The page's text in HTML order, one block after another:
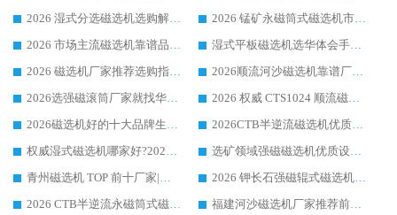
2026 湿式分选磁选机选购解析，华体会手机网页版-华体会(中国) 设备综合实力详解
2026 锰矿永磁筒式磁选机市场主流客户推荐生产厂家口碑精选
2026 市场主流磁选机靠谱品牌推荐 案例厂家华体会手机网页版-华体会(中国) 大众倾心之选
湿式平板磁选机选华体会手机网页版-华体会(中国) _2026靠谱厂家收获各地客户良好评价
2026 磁选机厂家推荐选购指南，实地走访参考华体会手机网页版-华体会(中国) 合作口碑表现
2026顺流河沙磁选机靠谱厂家推荐 华体会手机网页版-华体会(中国) 实力口碑精选
2026选强磁滚筒厂家就找华体会手机网页版-华体会(中国) _口碑过硬用料扎实_性价比优势突出
2026 权威 CTS1024 顺流磁选机精选生产厂家优质设备推荐
2026磁选机好的十大品牌生产厂家排名|华体会手机网页版-华体会(中国) 凭实力入磅
2026CTB半逆流磁选机优质厂家推荐：华体会手机网页版-华体会(中国) ，行业标杆生产厂家
权威湿式磁选机哪家好?2026 实测榜单出炉，潍坊华体会手机网页版-华体会(中国) 大厂实力领跑
选矿领域强磁磁选机优质设备推荐榜 TOP1：潍坊华体会手机网页版-华体会(中国) 凭实力出圈
青州磁选机 TOP 前十厂家|靠谱品牌怎么选?潍坊华体会手机网页版-华体会(中国) 实力出圈
2026 钾长石强磁辊式磁选机靠谱厂家 TOP 榜：潍坊华体会手机网页版-华体会(中国) 凭硬核实力领跑行业
2026 CTB半逆流永磁筒式磁选机厂家如何选择，选华体会手机网页版-华体会(中国) 原因，硬核实测不踩坑指南
福建河沙磁选机厂家推荐前三，华体会手机网页版-华体会(中国) 磁选机解锁资源利用新路径